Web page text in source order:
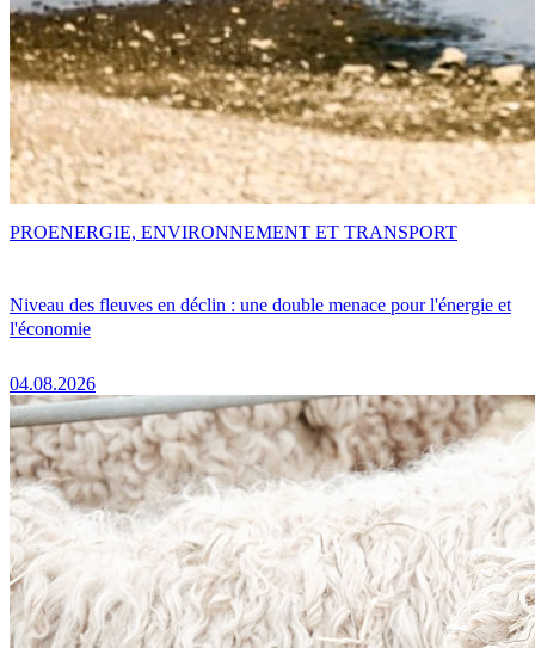
Niveau des fleuves en déclin : une double menace pour l'énergie et
l'économie
04.08.2026
PROENERGIE, ENVIRONNEMENT ET TRANSPORT